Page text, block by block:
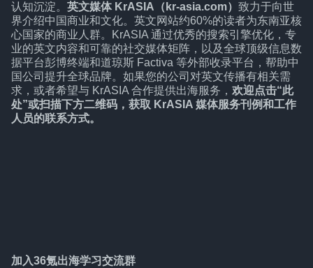
认知沉淀。 英文媒体 KrASIA（kr-asia.com） 致力于向世
界介绍中国商业和文化。英文网站约60%的读者为东南亚核
心国家的商业人群。KrASIA 通过优秀的搜索引擎优化，专
业的英文内容和可靠的社交媒体矩阵，以及全球顶级信息数
据平台彭博终端和道琼斯 Factiva 等外部收录平台，帮助中
国公司提升全球品牌。如果您的公司对英文传播有相关需
求，或者希望与 KrASIA 合作提供出海服务， 欢迎点击“此
处”或扫描下方二维码，获取 KrASIA 媒体服务刊例和工作
人员的联系方式。
加入36氪出海学习交流群